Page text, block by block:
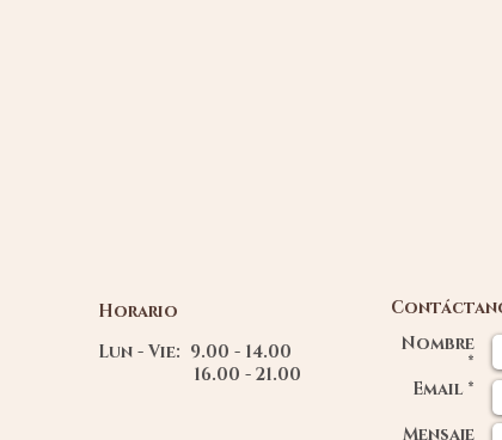
Horario
Lun - Vie: 9.00 - 14.00
16.00 - 21.00
Nombre
*
Email *
Mensaje